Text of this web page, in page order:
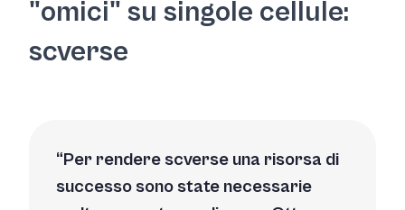
"omici" su singole cellule:
scverse
Per rendere scverse una risorsa di
successo sono state necessarie